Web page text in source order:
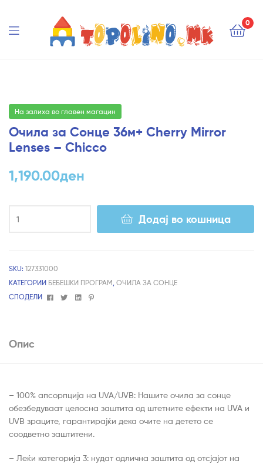
0
На залиха во главен магацин
Очила за Сонце 36м+ Cherry Mirror
Lenses – Chicco
1,190.00ден
Додај во кошница
SKU: 127331000
КАТЕГОРИИ БЕБЕШКИ ПРОГРАМ, ОЧИЛА ЗА СОНЦЕ
СПОДЕЛИ
FacebookTwitterLinkedin
Pinterest
Опис
– 100% апсорпција на UVA/UVB: Нашите очила за сонце
обезбедуваат целосна заштита од штетните ефекти на UVA и
UVB зраците, гарантирајќи дека очите на детето се
соодветно заштитени.
– Леќи категорија 3: нудат одлична заштита од отсјајот на